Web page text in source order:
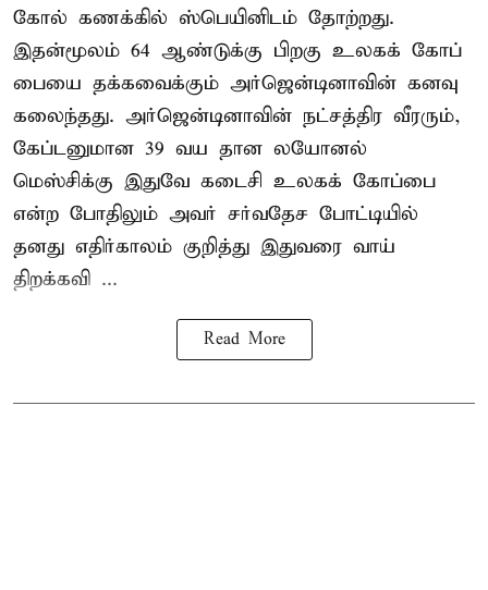
கோல் கணக்கில் ஸ்பெயினிடம் தோற்றது.
இதன்மூலம் 64 ஆண்டுக்கு பிறகு உலகக் கோப்
பையை தக்கவைக்கும் அர்ஜென்டினாவின் கனவு
கலைந்தது. அர்ஜென்டினாவின் நட்சத்திர வீரரும்,
கேப்டனுமான 39 வய தான லயோனல்
மெஸ்சிக்கு இதுவே கடைசி உலகக் கோப்பை
என்ற போதிலும் அவர் சர்வதேச போட்டியில்
தனது எதிர்காலம் குறித்து இதுவரை வாய்
திறக்கவி ...
Read More